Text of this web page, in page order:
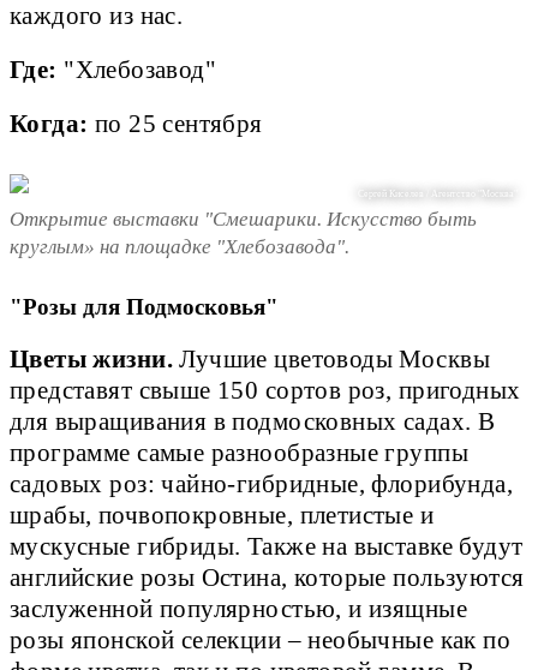
каждого из нас.
Где: "Хлебозавод"
Когда: по 25 сентября
Сергей Киселев / Агентство "Москва"
Открытие выставки "Смешарики. Искусство быть
круглым» на площадке "Хлебозавода".
"Розы для Подмосковья"
Цветы жизни.Лучшие цветоводы Москвы
представят свыше 150 сортов роз, пригодных
для выращивания в подмосковных садах. В
программе самые разнообразные группы
садовых роз: чайно-гибридные, флорибунда,
шрабы, почвопокровные, плетистые и
мускусные гибриды. Также на выставке будут
английские розы Остина, которые пользуются
заслуженной популярностью, и изящные
розы японской селекции – необычные как по